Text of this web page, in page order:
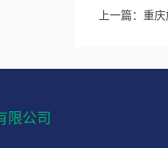
上一篇： 重庆
限公司